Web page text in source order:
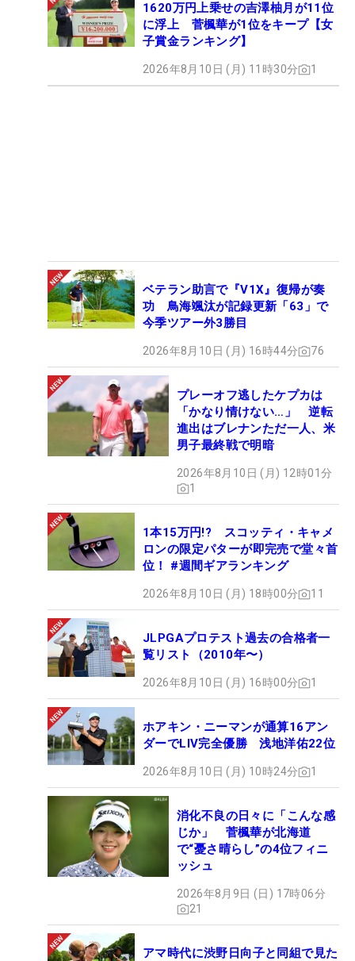
1620万円上乗せの吉澤柚月が11位
に浮上 菅楓華が1位をキープ【女
子賞金ランキング】
2026年8月10日 (月) 11時30分 1
ベテラン助言で『V1X』復帰が奏
功 鳥海颯汰が記録更新「63」で
今季ツアー外3勝目
2026年8月10日 (月) 16時44分 76
プレーオフ逃したケプカは
「かなり情けない…」 逆転
進出はブレナンただ一人、米
男子最終戦で明暗
2026年8月10日 (月) 12時01分
1
1本15万円!? スコッティ・キャメ
ロンの限定パターが即完売で堂々首
位！ #週間ギアランキング
2026年8月10日 (月) 18時00分 11
JLPGAプロテスト過去の合格者一
覧リスト（2010年〜）
2026年8月10日 (月) 16時00分 1
ホアキン・ニーマンが通算16アン
ダーでLIV完全優勝 浅地洋佑22位
2026年8月10日 (月) 10時24分 1
消化不良の日々に「こんな感
じか」 菅楓華が北海道
で“憂さ晴らし”の4位フィニ
ッシュ
2026年8月9日 (日) 17時06分
21
アマ時代に渋野日向子と同組で見た